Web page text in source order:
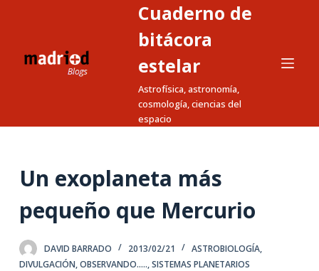
a
n
Cuaderno de
bitácora
estelar
Astrofísica, astronomía,
cosmología, ciencias del
espacio
Un exoplaneta más
pequeño que Mercurio
DAVID BARRADO 2013/02/21 ASTROBIOLOGÍA,
DIVULGACIÓN,OBSERVANDO.....,SISTEMAS PLANETARIOS